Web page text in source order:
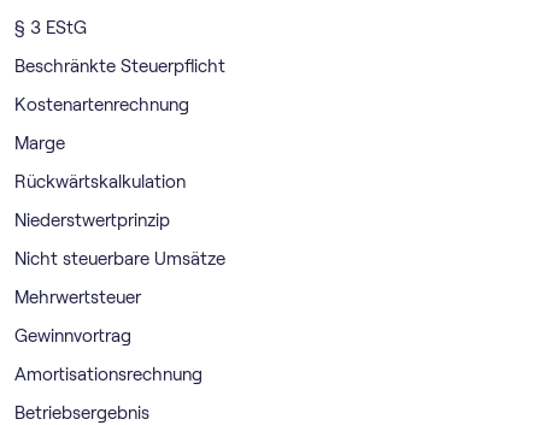
§ 3 EStG
Beschränkte Steuerpflicht
Kostenartenrechnung
Marge
Rückwärtskalkulation
Niederstwertprinzip
Nicht steuerbare Umsätze
Mehrwertsteuer
Gewinnvortrag
Amortisationsrechnung
Betriebsergebnis